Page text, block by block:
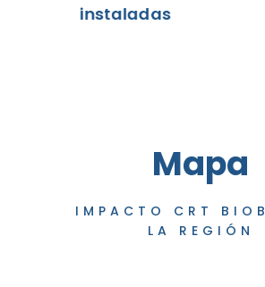
instaladas
Mapa
IMPACTO CRT
LA REGIÓN